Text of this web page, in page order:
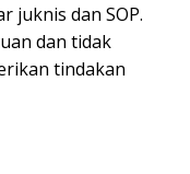
juknis dan SOP.
dan tidak
tindakan